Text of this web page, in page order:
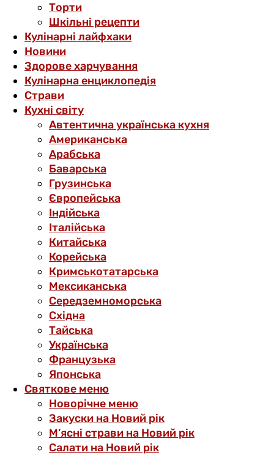
Торти
Шкільні рецепти
Кулінарні лайфхаки
Новини
Здорове харчування
Кулінарна енциклопедія
Страви
Кухні світу
Автентична українська кухня
Американська
Арабська
Баварська
Грузинська
Європейська
Індійська
Італійська
Китайська
Корейська
Кримськотатарська
Мексиканська
Середземноморська
Східна
Тайська
Українська
Французька
Японська
Святкове меню
Новорічне меню
Закуски на Новий рік
М’ясні страви на Новий рік
Салати на Новий рік